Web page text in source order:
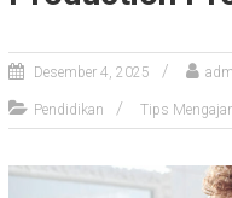
Desember 4, 2025
Pendidikan Tips